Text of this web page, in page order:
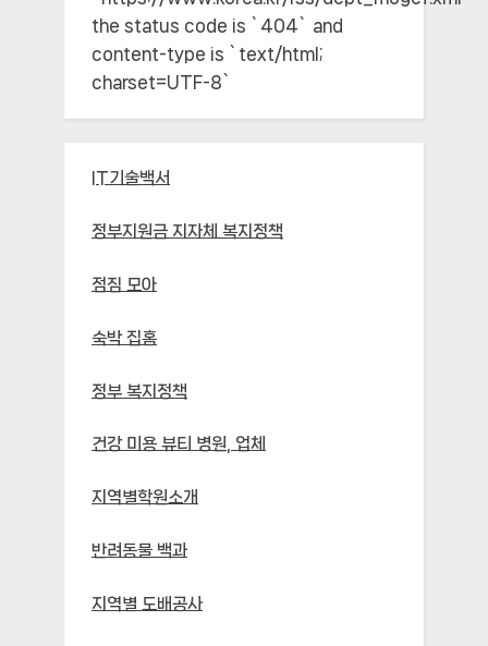
the status code is `404` and
content-type is `text/html;
charset=UTF-8`
IT기술백서
정부지원금 지자체 복지정책
점짐 모아
숙박 집홈
정부 복지정책
건강 미용 뷰티 병원, 업체
지역별학원소개
반려동물 백과
지역별 도배공사